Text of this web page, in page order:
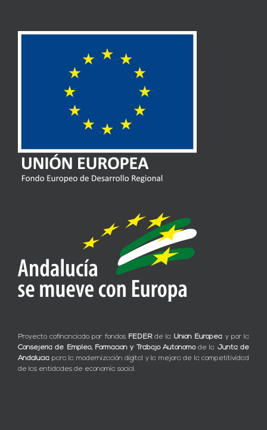
Proyecto cofinanciado por fondos FEDERde la Unión Europea y por la
Consejería de Empleo, Formación y Trabajo Autónomode la Junta de
Andalucía para la modernización digital y la mejora de la competitividad
de las entidades de economía social.